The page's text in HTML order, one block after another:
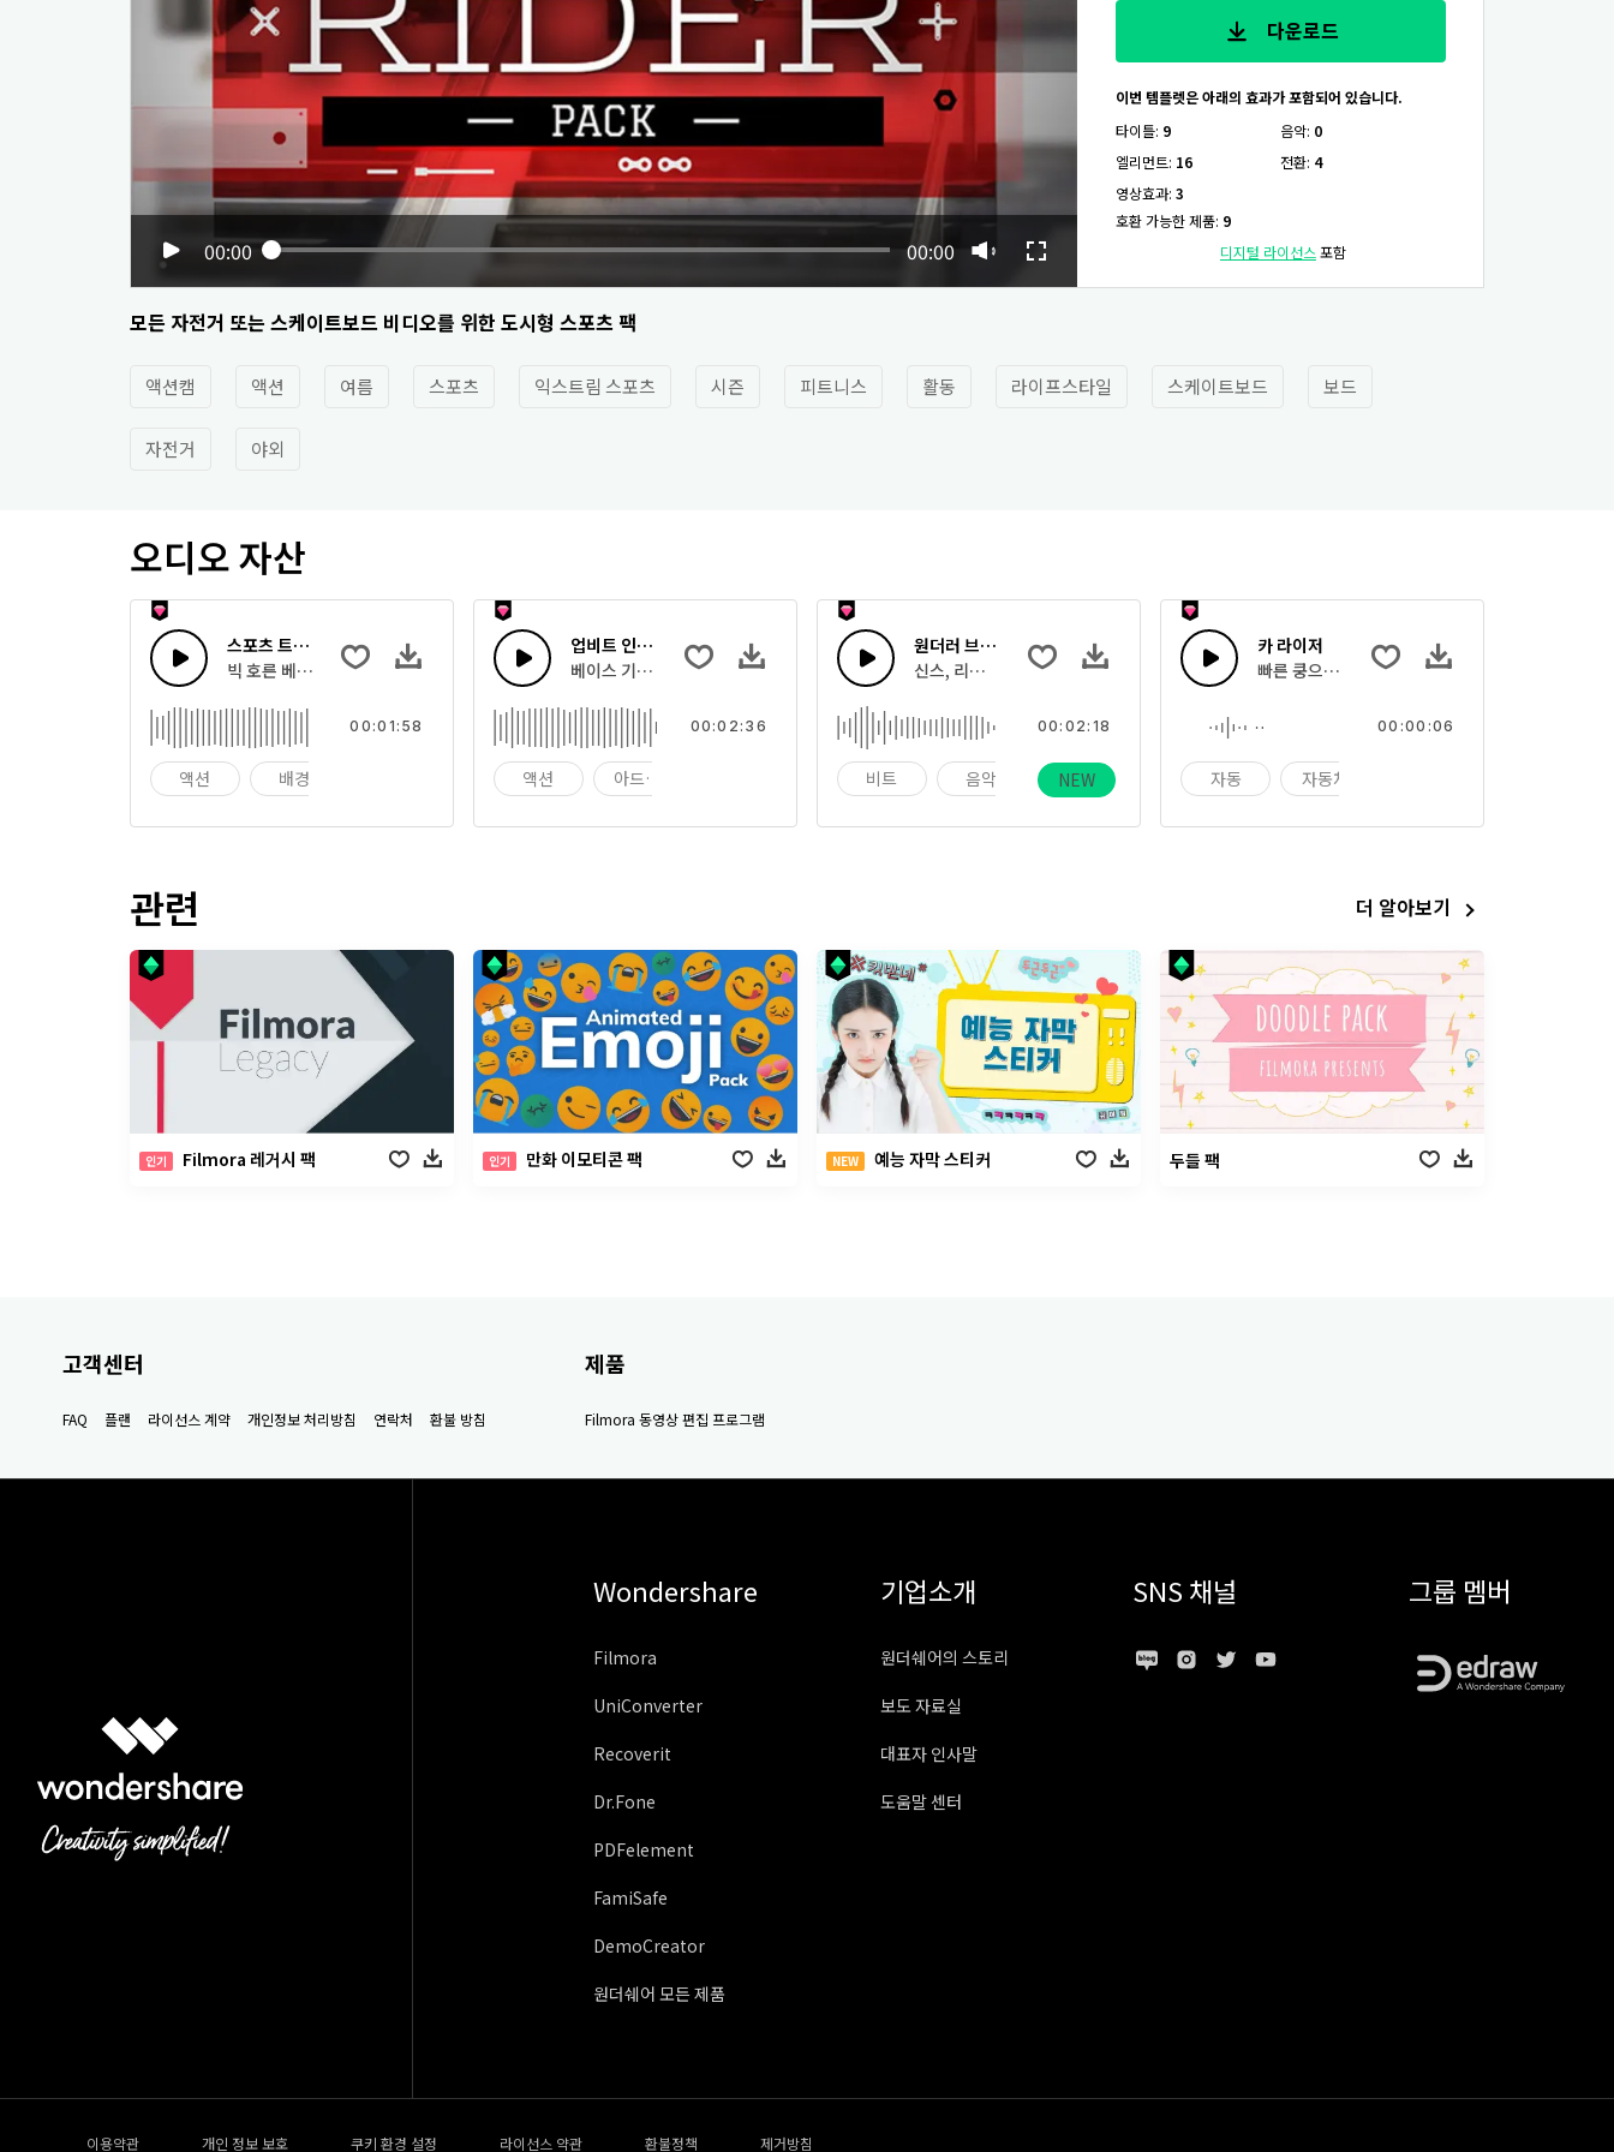
00:00 00:00
다운로드
이번 템플렛은 아래의 효과가 포함되어 있습니다.
타이틀: 9 음악: 0
엘리먼트: 16 전환: 4
영상효과: 3
호환 가능한 제품: 9
디지털 라이선스 포함
모든 자전거 또는 스케이트보드 비디오를 위한 도시형 스포츠 팩
액션캠 액션 여름 스포츠 익스트림 스포츠 시즌 피트니스 활동 라이프스타일 스케이트보드 보드
자전거 야외
오디오 자산
스포츠 트랩 비트
빅 호른 베이스로 시작한 신스를 가진 힙합 드럼
액션 배경
00:01:58
업비트 인디 록
베이스 기타와 드럼을 가진 흥겨운 업비트 인디 록 기타
액션 아드레날린
00:02:36
원더러 브레이크
신스, 리듬감 있는 드럼, 캐치한 리드 멜로디가 어우러진 기분 좋은 업템포 팝 트랙
비트 음악 기악
00:02:18
NEW
카 라이저
빠른 쿵으로 끝나는 전자 후쉬 사운드
자동 자동차
00:00:06
관련 더 알아보기
인기 Filmora 레거시 팩 인기 만화 이모티콘 팩 NEW 예능 자막 스티커 두들 팩
고객센터
FAQ 플랜 라이선스 계약 개인정보 처리방침 연락처 환불 방침
제품
Filmora 동영상 편집 프로그램
Wondershare
Filmora
UniConverter
Recoverit
Dr.Fone
PDFelement
FamiSafe
DemoCreator
원더쉐어 모든 제품
기업소개
원더쉐어의 스토리
보도 자료실
대표자 인사말
도움말 센터
SNS 채널 그룹 멤버
이용약관 개인 정보 보호 쿠키 환경 설정 라이선스 약관 환불정책 제거방침